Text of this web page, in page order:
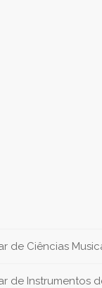
de Ciências
de Instrumentos